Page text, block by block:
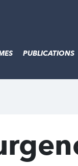
PUBLICATIONS